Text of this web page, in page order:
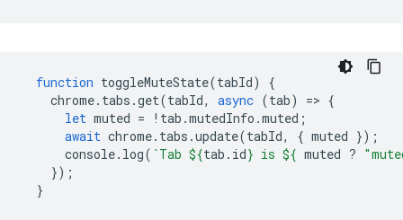
function toggleMuteState(tabId)
{
chrome. tabs .get(tabId, async (tab) => {
let muted = ! tab .mutedInfo .muted ;
await chrome. tabs .update(tabId, { muted });
console. log( `Tab ${tab . id} is ${ muted ?
});
}